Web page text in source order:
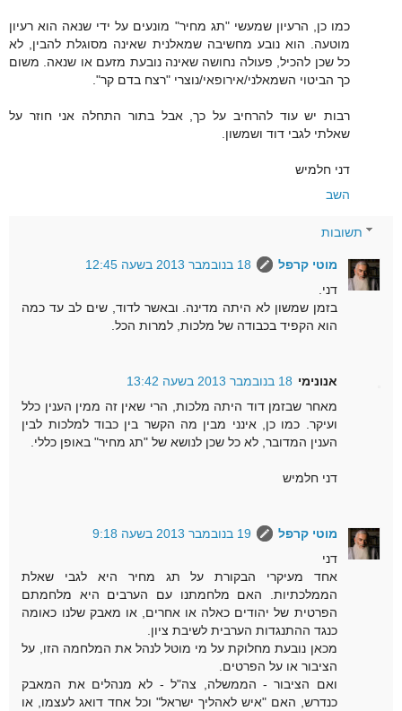
כמו כן, הרעיון שמעשי "תג מחיר" מונעים על ידי שנאה הוא רעיון
מוטעה. הוא נובע מחשיבה שמאלנית שאינה מסוגלת להבין, לא
כל שכן להכיל, פעולה נחושה שאינה נובעת מזעם או שנאה. משום
כך הביטוי השמאלני/אירופאי/נוצרי "רצח בדם קר".
רבות יש עוד להרחיב על כך, אבל בתור התחלה אני חוזר על
שאלתי לגבי דוד ושמשון.
דני חלמיש
השב
תשובות
מוטי קרפל
18 בנובמבר 2013 בשעה 12:45
דני.
בזמן שמשון לא היתה מדינה. ובאשר לדוד, שים לב עד כמה
הוא הקפיד בכבודה של מלכות, למרות הכל.
אנונימי 18 בנובמבר 2013 בשעה 13:42
מאחר שבזמן דוד היתה מלכות, הרי שאין זה ממין הענין כלל
ועיקר. כמו כן, אינני מבין מה הקשר בין כבוד למלכות לבין
הענין המדובר, לא כל שכן לנושא של "תג מחיר" באופן כללי.
דני חלמיש
מוטי קרפל
19 בנובמבר 2013 בשעה 9:18
דני
אחד מעיקרי הבקורת על תג מחיר היא לגבי שאלת
הממלכתיות. האם מלחמתנו עם הערבים היא מלחמתם
הפרטית של יהודים כאלה או אחרים, או מאבק שלנו כאומה
כנגד ההתנגדות הערבית לשיבת ציון.
מכאן נובעת מחלוקת על מי מוטל לנהל את המלחמה הזו, על
הציבור או על הפרטים.
ואם הציבור - הממשלה, צה"ל - לא מנהלים את המאבק
כנדרש, האם "איש לאהליך ישראל" וכל אחד דואג לעצמו, או